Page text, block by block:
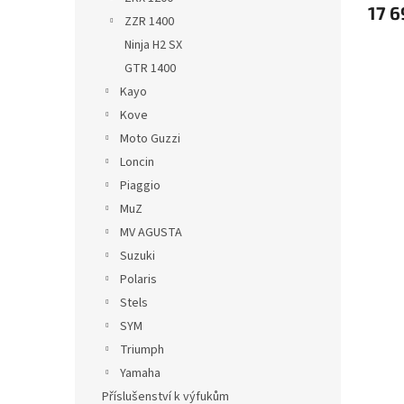
ZZR 1400
Ninja H2 SX
GTR 1400
Kayo
Kove
Moto Guzzi
Loncin
Piaggio
MuZ
MV AGUSTA
Suzuki
Polaris
Stels
SYM
Triumph
Yamaha
Příslušenství k výfukům
17